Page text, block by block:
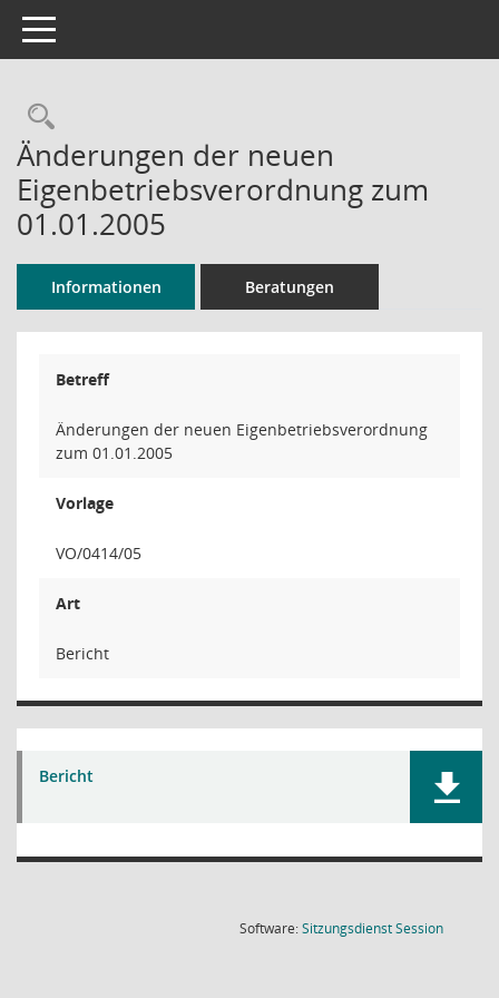
Toggle navigation
Rechercheauswahl
Änderungen der neuen
Eigenbetriebsverordnung zum
01.01.2005
Informationen Beratungen
Betreff
Änderungen der neuen Eigenbetriebsverordnung
zum 01.01.2005
Vorlage
VO/0414/05
Art
Bericht
Bericht
Software:SitzungsdienstSession(Wird in